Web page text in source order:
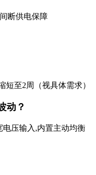
断供电保障
短至2周（视具体需求）
动？
电压输入,内置主动均衡